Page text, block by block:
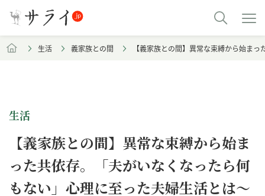
生活 義家族との間 【義家族との間】異常な束縛から始ま
生活
【義家族との間】異常な束縛から始ま
った共依存。「夫がいなくなったら何
もない」心理に至った夫婦生活とは～